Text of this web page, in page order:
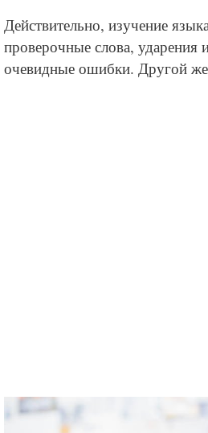
Действительно, изучение
проверочные слова, ударения
очевидные ошибки. Другой же